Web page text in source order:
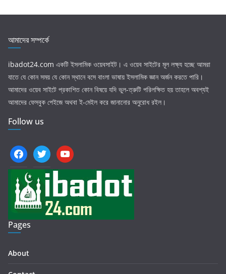
আমাদের সম্পর্কে
ibadot24.com একটি ইসলামিক ওয়েবসাইট। এ ওয়েব সাইটের মূল লক্ষ্য হচ্ছে আমরা
যাতে যে কোন সময় যে কোন স্থানে বসে বাংলা ভাষায় ইসলামিক জ্ঞান অর্জন করতে পারি।
আমাদের ওয়েব সাইটে প্রকাশিত কোন বিষয়ে যদি ভুল-ত্রুটি পরিলক্ষিত হয় তাহলে অবশ্যই
আমাদের ফেসবুক পেইজে অথবা ই-মেইল করে জানানোর অনুরোধ রইল।
Follow us
facebooktwitter youtube
Pages
About